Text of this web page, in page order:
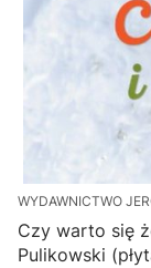
WYDAWNICTWO
Czy warto się
Pulikowski